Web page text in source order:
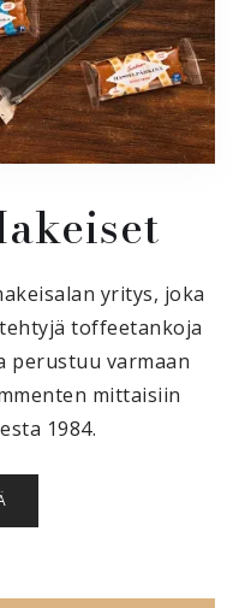
yritys, joka
toffeetankoja
perustuu varmaan
mittaisiin
1984.